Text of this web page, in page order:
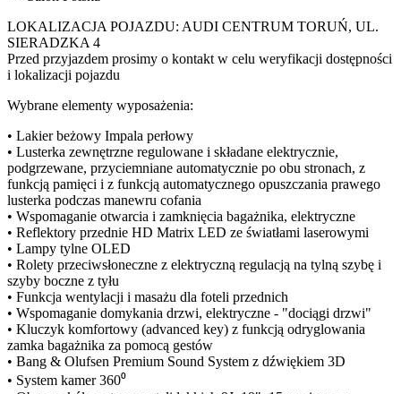
LOKALIZACJA POJAZDU: AUDI CENTRUM TORUŃ, UL.
SIERADZKA 4
Przed przyjazdem prosimy o kontakt w celu weryfikacji dostępności
i lokalizacji pojazdu
Wybrane elementy wyposażenia:
• Lakier beżowy Impala perłowy
• Lusterka zewnętrzne regulowane i składane elektrycznie,
podgrzewane, przyciemniane automatycznie po obu stronach, z
funkcją pamięci i z funkcją automatycznego opuszczania prawego
lusterka podczas manewru cofania
• Wspomaganie otwarcia i zamknięcia bagażnika, elektryczne
• Reflektory przednie HD Matrix LED ze światłami laserowymi
• Lampy tylne OLED
• Rolety przeciwsłoneczne z elektryczną regulacją na tylną szybę i
szyby boczne z tyłu
• Funkcja wentylacji i masażu dla foteli przednich
• Wspomaganie domykania drzwi, elektryczne - "dociągi drzwi"
• Kluczyk komfortowy (advanced key) z funkcją odryglowania
zamka bagażnika za pomocą gestów
• Bang & Olufsen Premium Sound System z dźwiękiem 3D
• System kamer 360⁰